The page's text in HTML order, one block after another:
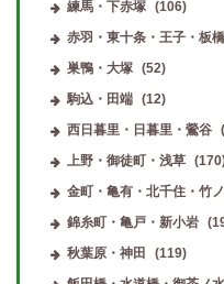
練馬・下赤塚
(106)
赤羽・東十条・王子・板橋
巣鴨・大塚
(52)
駒込・田端
(12)
西日暮里・日暮里・鶯谷
上野・御徒町・浅草
金町・亀有・北千住・竹
錦糸町・亀戸・新小岩
秋葉原・神田
(119)